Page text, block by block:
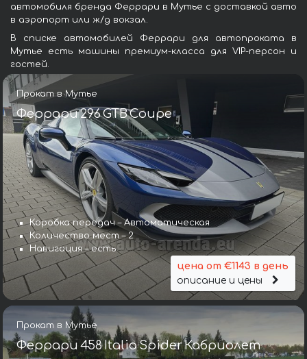
автомобиля бренда Феррари в Мутье с доставкой авто
в аэропорт или ж/д вокзал.
В списке автомобилей Феррари для автопроката в
Мутье есть машины премиум-класса для VIP-персон и
гостей.
Прокат в Мутье
Феррари 296 GTB Coupe
Коробка передач – Автоматическая
Количество мест – 2
Навигация – есть
цена от €1143 в день
описание и цены
Прокат в Мутье
Феррари 458 Italia Spider Кабриолет